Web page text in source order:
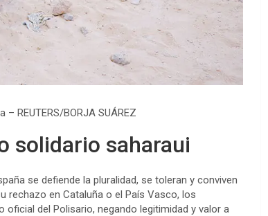
REUTERS/BORJA SUÁREZ
solidario saharaui
se defiende la pluralidad, se toleran y conviven
rechazo en Cataluña o el País Vasco, los
del Polisario, negando legitimidad y valor a